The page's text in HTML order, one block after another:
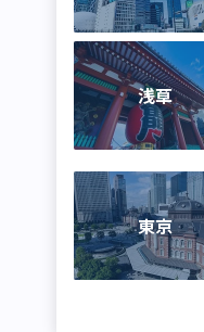
浅草
東京